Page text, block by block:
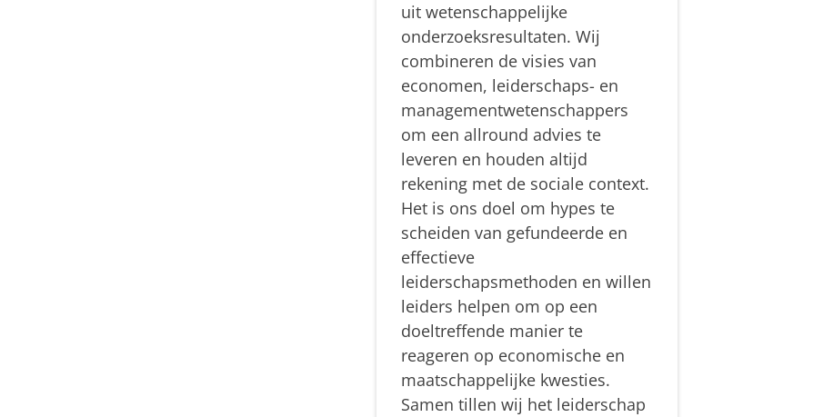
uit wetenschappelijke
onderzoeksresultaten. Wij
combineren de visies van
economen, leiderschaps- en
managementwetenschappers
om een allround advies te
leveren en houden altijd
rekening met de sociale context.
Het is ons doel om hypes te
scheiden van gefundeerde en
effectieve
leiderschapsmethoden en willen
leiders helpen om op een
doeltreffende manier te
reageren op economische en
maatschappelijke kwesties.
Samen tillen wij het leiderschap